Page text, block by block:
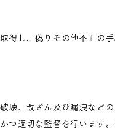
得し、偽りその他不正の手
壊、改ざん及び漏洩など
つ適切な監督を行います